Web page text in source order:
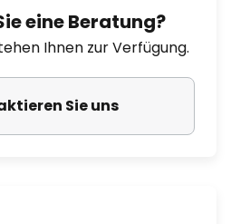
eine Beratung?
Ihnen zur Verfügung.
Sie uns